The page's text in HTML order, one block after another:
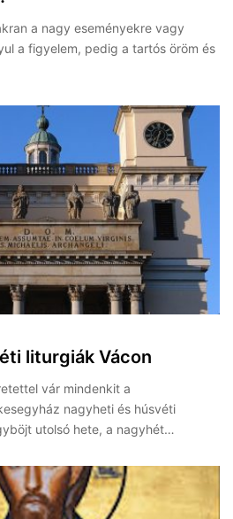
a nagy eseményekre vagy
a figyelem, pedig a tartós öröm és
liturgiák Vácon
vár mindenkit a
nagyheti és húsvéti
utolsó hete, a nagyhét…